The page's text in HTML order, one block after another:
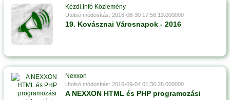
Kézdi.Infó Közlemény
Utolsó módosítás: 2016-08-30 17:56:13.000000
19. Kovásznai Városnapok - 2016
Nexxon
Utolsó módosítás: 2016-09-04 01:36:28.000000
A NEXXON HTML és PHP programozási